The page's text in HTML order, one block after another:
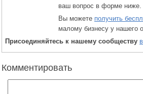
ваш вопрос в форме ниже.
Вы можете получить
малому бизнесу у нашего
Присоединяйтесь к нашему сообществу
Комментировать